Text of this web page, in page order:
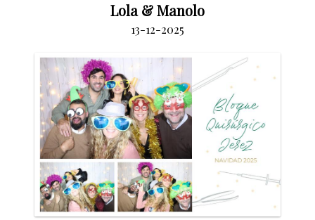
Lola & Manolo
13-12-2025